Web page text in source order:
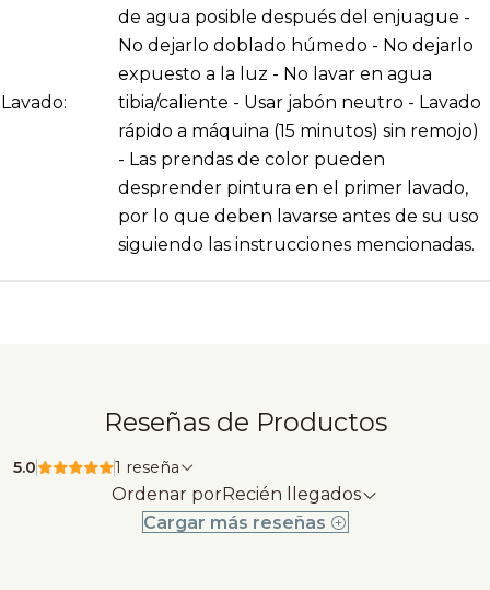
Lavado:
de agua posible después del enjuague -
No dejarlo doblado húmedo - No dejarlo
expuesto a la luz - No lavar en agua
tibia/caliente - Usar jabón neutro - Lavado
rápido a máquina (15 minutos) sin remojo)
- Las prendas de color pueden
desprender pintura en el primer lavado,
por lo que deben lavarse antes de su uso
siguiendo las instrucciones mencionadas.
Reseñas de Productos
5.0 1 reseña
Ordenar porRecién llegados
Cargar más reseñas